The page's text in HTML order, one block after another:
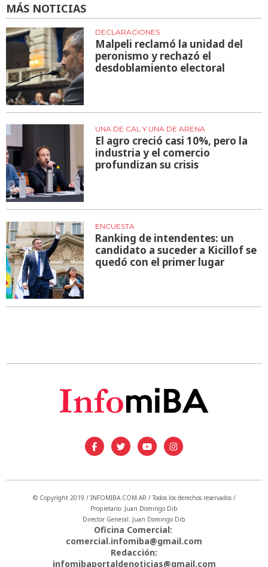
MÁS NOTICIAS
DECLARACIONES
Malpeli reclamó la unidad del
peronismo y rechazó el
desdoblamiento electoral
UNA DE CAL Y UNA DE ARENA
El agro creció casi 10%, pero la
industria y el comercio
profundizan su crisis
ENCUESTA
Ranking de intendentes: un
candidato a suceder a Kicillof se
quedó con el primer lugar
© Copyright 2019 / INFOMIBA.COM.AR / Todos los derechos reservados /
Propietario: Juan Domingo Dib
Director General: Juan Domingo Dib
Oficina Comercial:
comercial.infomiba@gmail.com
Redacción:
infomibaportaldenoticias@gmail.com